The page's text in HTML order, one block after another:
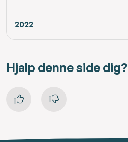
2022
Hjalp denne side dig?